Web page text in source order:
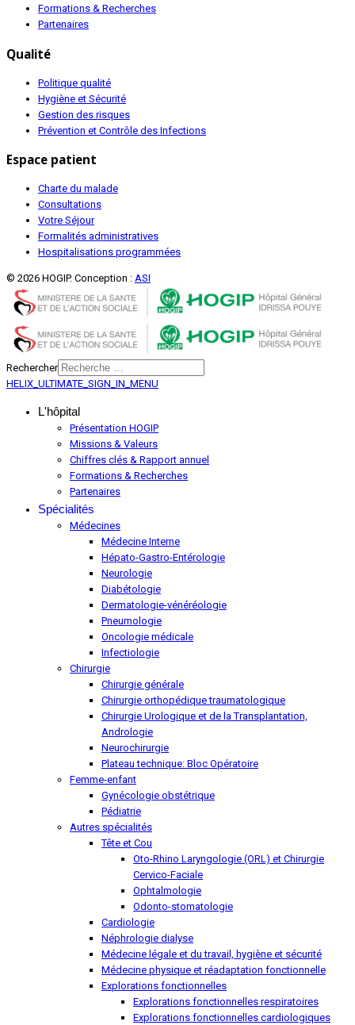
Formations & Recherches
Partenaires
Qualité
Politique qualité
Hygiène et Sécurité
Gestion des risques
Prévention et Contrôle des Infections
Espace patient
Charte du malade
Consultations
Votre Séjour
Formalités administratives
Hospitalisations programmées
© 2026 HOGIP. Conception : ASI
Rechercher
HELIX_ULTIMATE_SIGN_IN_MENU
L'hôpital
Présentation HOGIP
Missions & Valeurs
Chiffres clés & Rapport annuel
Formations & Recherches
Partenaires
Spécialités
Médecines
Médecine Interne
Hépato-Gastro-Entérologie
Neurologie
Diabétologie
Dermatologie-vénéréologie
Pneumologie
Oncologie médicale
Infectiologie
Chirurgie
Chirurgie générale
Chirurgie orthopédique traumatologique
Chirurgie Urologique et de la Transplantation,
Andrologie
Neurochirurgie
Plateau technique: Bloc Opératoire
Femme-enfant
Gynécologie obstétrique
Pédiatrie
Autres spécialités
Tête et Cou
Oto-Rhino Laryngologie (ORL) et Chirurgie
Cervico-Faciale
Ophtalmologie
Odonto-stomatologie
Cardiologie
Néphrologie dialyse
Médecine légale et du travail, hygiène et sécurité
Médecine physique et réadaptation fonctionnelle
Explorations fonctionnelles
Explorations fonctionnelles respiratoires
Explorations fonctionnelles cardiologiques